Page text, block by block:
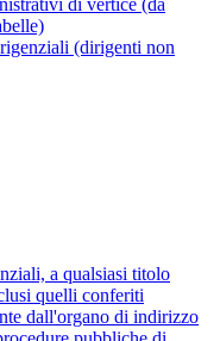
di vertice (da
(dirigenti non
a qualsiasi titolo
quelli conferiti
dall'organo di indirizzo